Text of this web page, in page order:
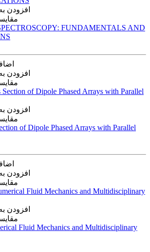
افزودن
FUNDAMENTALS AND
افزودن
افزودن
of Dipole Phased Arrays with Parallel
افزودن
افزودن
Fluid Mechanics and Multidisciplinary